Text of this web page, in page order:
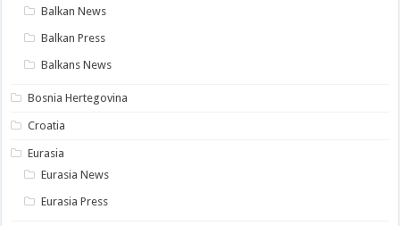
Balkan News
Balkan Press
Balkans News
Bosnia Hertegovina
Croatia
Eurasia
Eurasia News
Eurasia Press